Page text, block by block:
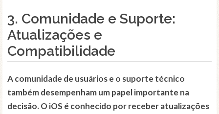
3. Comunidade e Suporte:
Atualizações e
Compatibilidade
A comunidade de usuários e o suporte técnico
também desempenham um papel importante na
decisão. O iOS é conhecido por receber atualizações